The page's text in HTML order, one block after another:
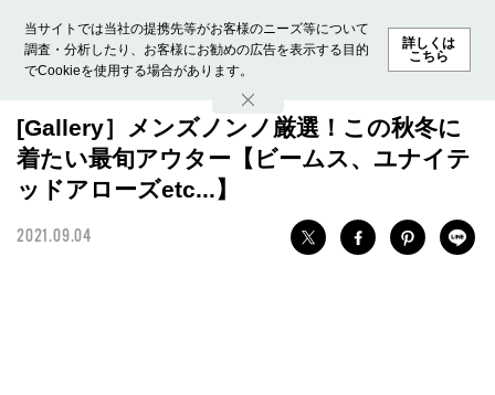
当サイトでは当社の提携先等がお客様のニーズ等について
調査・分析したり、お客様にお勧めの広告を表示する目的
でCookieを使用する場合があります。
詳しくは
こちら
ホーム モデル募集 ランキング ファッション ビューテ
[Gallery］メンズノンノ厳選！この秋冬に
着たい最旬アウター【ビームス、ユナイテ
ッドアローズetc...】
2021.09.04